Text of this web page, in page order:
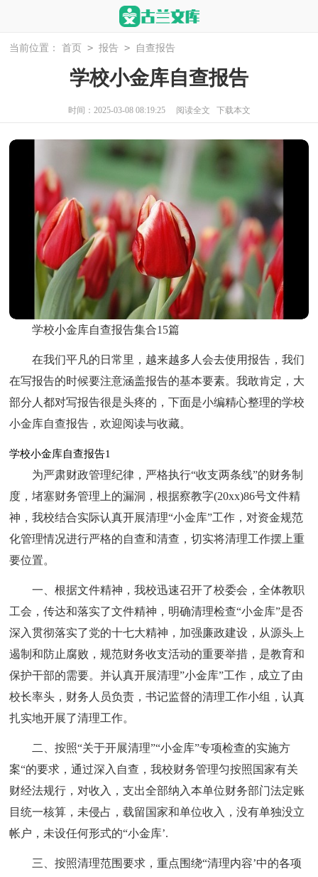
当前位置： 首页 > 报告 > 自查报告
学校小金库自查报告
时间：2025-03-08 08:19:25 阅读全文 下载本文
学校小金库自查报告集合15篇
在我们平凡的日常里，越来越多人会去使用报告，我们
在写报告的时候要注意涵盖报告的基本要素。我敢肯定，大
部分人都对写报告很是头疼的，下面是小编精心整理的学校
小金库自查报告，欢迎阅读与收藏。
学校小金库自查报告1
为严肃财政管理纪律，严格执行“收支两条线”的财务制
度，堵塞财务管理上的漏洞，根据察教字(20xx)86号文件精
神，我校结合实际认真开展清理“小金库”工作，对资金规范
化管理情况进行严格的自查和清查，切实将清理工作摆上重
要位置。
一、根据文件精神，我校迅速召开了校委会，全体教职
工会，传达和落实了文件精神，明确清理检查“小金库”是否
深入贯彻落实了党的十七大精神，加强廉政建设，从源头上
遏制和防止腐败，规范财务收支活动的重要举措，是教育和
保护干部的需要。并认真开展清理”小金库”工作，成立了由
校长率头，财务人员负责，书记监督的清理工作小组，认真
扎实地开展了清理工作。
二、按照“关于开展清理”“小金库”专项检查的实施方
案“的要求，通过深入自查，我校财务管理匀按照国家有关
财经法规行，对收入，支出全部纳入本单位财务部门法定账
目统一核算，未侵占，载留国家和单位收入，没有单独没立
帐户，未设任何形式的“小金库’.
三、按照清理范围要求，重点围绕“清理内容’中的各项